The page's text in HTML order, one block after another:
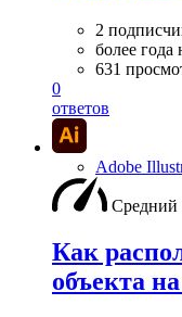
2
более года
631
0
ответов
Adobe
Средний
Как
объекта